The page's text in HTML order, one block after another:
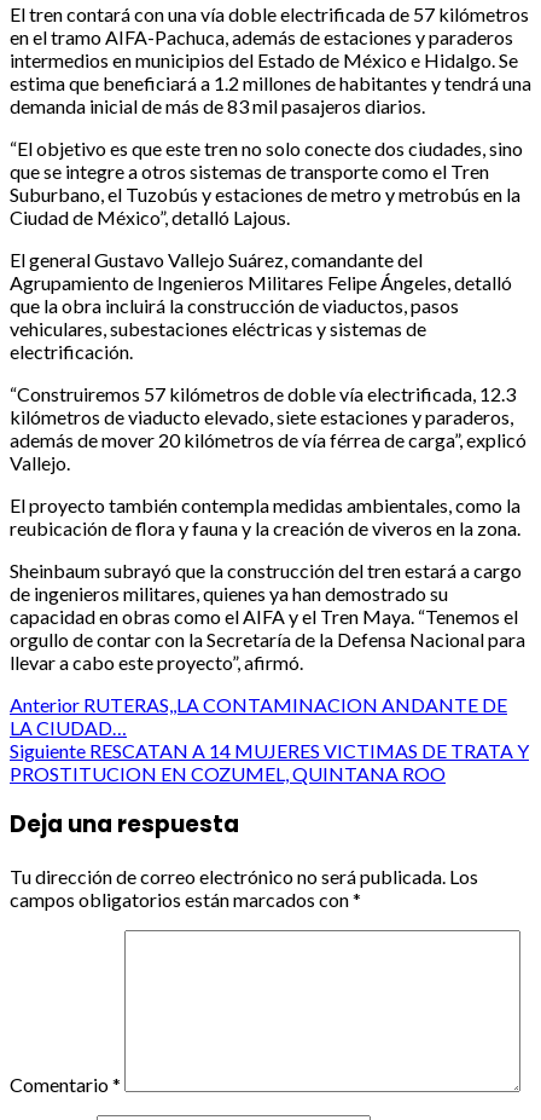
El tren contará con una vía doble electrificada de 57 kilómetros
en el tramo AIFA-Pachuca, además de estaciones y paraderos
intermedios en municipios del Estado de México e Hidalgo. Se
estima que beneficiará a 1.2 millones de habitantes y tendrá una
demanda inicial de más de 83 mil pasajeros diarios.
“El objetivo es que este tren no solo conecte dos ciudades, sino
que se integre a otros sistemas de transporte como el Tren
Suburbano, el Tuzobús y estaciones de metro y metrobús en la
Ciudad de México”, detalló Lajous.
El general Gustavo Vallejo Suárez, comandante del
Agrupamiento de Ingenieros Militares Felipe Ángeles, detalló
que la obra incluirá la construcción de viaductos, pasos
vehiculares, subestaciones eléctricas y sistemas de
electrificación.
“Construiremos 57 kilómetros de doble vía electrificada, 12.3
kilómetros de viaducto elevado, siete estaciones y paraderos,
además de mover 20 kilómetros de vía férrea de carga”, explicó
Vallejo.
El proyecto también contempla medidas ambientales, como la
reubicación de flora y fauna y la creación de viveros en la zona.
Sheinbaum subrayó que la construcción del tren estará a cargo
de ingenieros militares, quienes ya han demostrado su
capacidad en obras como el AIFA y el Tren Maya. “Tenemos el
orgullo de contar con la Secretaría de la Defensa Nacional para
llevar a cabo este proyecto”, afirmó.
Post
navigation
Anterior RUTERAS,,LA CONTAMINACION ANDANTE DE
LA CIUDAD…
Siguiente RESCATAN A 14 MUJERES VICTIMAS DE TRATA Y
PROSTITUCION EN COZUMEL, QUINTANA ROO
Deja una respuesta
Tu dirección de correo electrónico no será publicada. Los
campos obligatorios están marcados con*
Comentario*